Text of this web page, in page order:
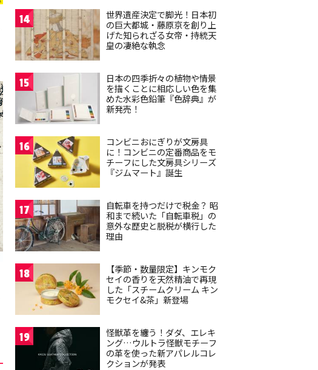
14
世界遺産決定で脚光！日本初
の巨大都城・藤原京を創り上
げた知られざる女帝・持統天
皇の凄絶な執念
15
日本の四季折々の植物や情景
を描くことに相応しい色を集
めた水彩色鉛筆『色辞典』が
新発売！
16
コンビニおにぎりが文房具
に！コンビニの定番商品をモ
チーフにした文房具シリーズ
『ジムマート』誕生
17
自転車を持つだけで税金？ 昭
和まで続いた「自転車税」の
意外な歴史と脱税が横行した
理由
18
【季節・数量限定】キンモク
セイの香りを天然精油で再現
した「スチームクリーム キン
モクセイ&茶」新登場
19
怪獣革を纏う！ダダ、エレキ
ング…ウルトラ怪獣モチーフ
の革を使った新アパレルコレ
クションが発表